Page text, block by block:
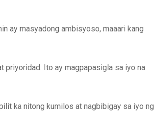
ay masyadong ambisyoso, maaari kang
priyoridad. Ito ay magpapasigla sa iyo na
ka nitong kumilos at nagbibigay sa iyo ng